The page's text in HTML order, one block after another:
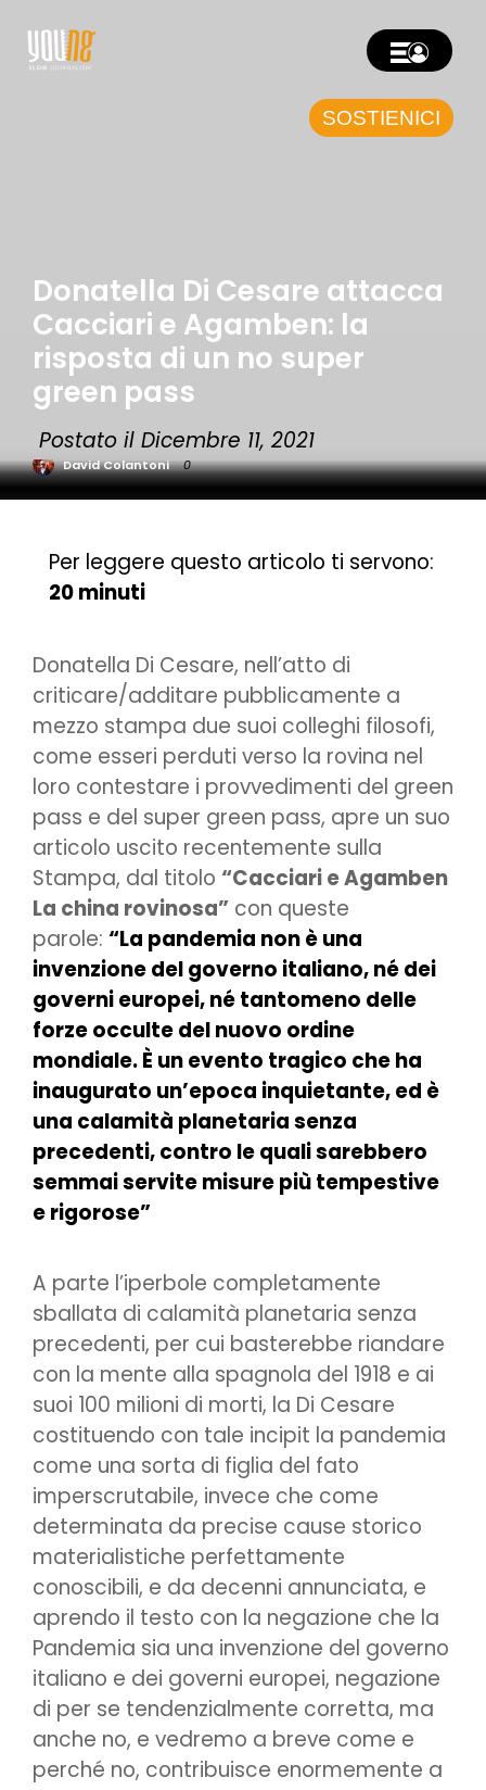
SOSTIENICI
Donatella Di Cesare attacca
Cacciari e Agamben: la
risposta di un no super
green pass
Postato il Dicembre 11, 2021
David Colantoni 0
Per leggere questo articolo ti servono:
20 minuti
Donatella Di Cesare, nell’atto di
criticare/additare pubblicamente a
mezzo stampa due suoi colleghi filosofi,
come esseri perduti verso la rovina nel
loro contestare i provvedimenti del green
pass e del super green pass, apre un suo
articolo uscito recentemente sulla
Stampa, dal titolo “Cacciari e Agamben
La china rovinosa” con queste
parole: “La pandemia non è una
invenzione del governo italiano, né dei
governi europei, né tantomeno delle
forze occulte del nuovo ordine
mondiale. È un evento tragico che ha
inaugurato un’epoca inquietante, ed è
una calamità planetaria senza
precedenti, contro le quali sarebbero
semmai servite misure più tempestive
e rigorose”
A parte l’iperbole completamente
sballata di calamità planetaria senza
precedenti, per cui basterebbe riandare
con la mente alla spagnola del 1918 e ai
suoi 100 milioni di morti, la Di Cesare
costituendo con tale incipit la pandemia
come una sorta di figlia del fato
imperscrutabile, invece che come
determinata da precise cause storico
materialistiche perfettamente
conoscibili, e da decenni annunciata, e
aprendo il testo con la negazione che la
Pandemia sia una invenzione del governo
italiano e dei governi europei, negazione
di per se tendenzialmente corretta, ma
anche no, e vedremo a breve come e
perché no, contribuisce enormemente a